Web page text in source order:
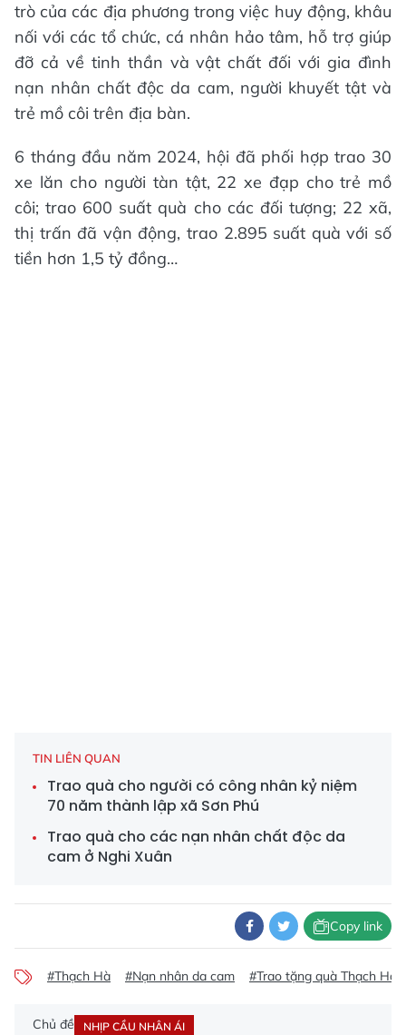
trò của các địa phương trong việc huy động, khâu
nối với các tổ chức, cá nhân hảo tâm, hỗ trợ giúp
đỡ cả về tinh thần và vật chất đối với gia đình
nạn nhân chất độc da cam, người khuyết tật và
trẻ mồ côi trên địa bàn.
6 tháng đầu năm 2024, hội đã phối hợp trao 30
xe lăn cho người tàn tật, 22 xe đạp cho trẻ mồ
côi; trao 600 suất quà cho các đối tượng; 22 xã,
thị trấn đã vận động, trao 2.895 suất quà với số
tiền hơn 1,5 tỷ đồng…
TIN LIÊN QUAN
Trao quà cho người có công nhân kỷ niệm
70 năm thành lập xã Sơn Phú
Trao quà cho các nạn nhân chất độc da
cam ở Nghi Xuân
Copy link
#Thạch Hà #Nạn nhân da cam #Trao tặng quà Thạch Hà
Chủ đề NHỊP CẦU NHÂN ÁI